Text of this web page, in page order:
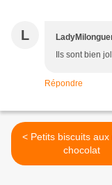
L
Ils sont bien
Répondre
< Petits biscuits aux noix et
chocolat